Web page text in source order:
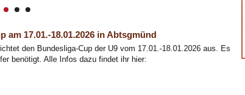
am 17.01.-18.01.2026 in Abtsgmünd
den Bundesliga-Cup der U9 vom 17.01.-18.01.2026 aus. Es
benötigt. Alle Infos dazu findet ihr hier: